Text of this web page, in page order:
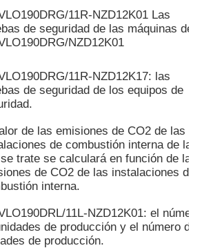
11R-NZD12K01 Las
de seguridad de las máquinas de
NZD12K01
11R-NZD12K17: las
de seguridad de los equipos de
de las emisiones de CO2 de las
de combustión interna de las
trate se calculará en función de las
de CO2 de las instalaciones de
interna.
11L-NZD12K01: el número
de producción y el número de
de producción.